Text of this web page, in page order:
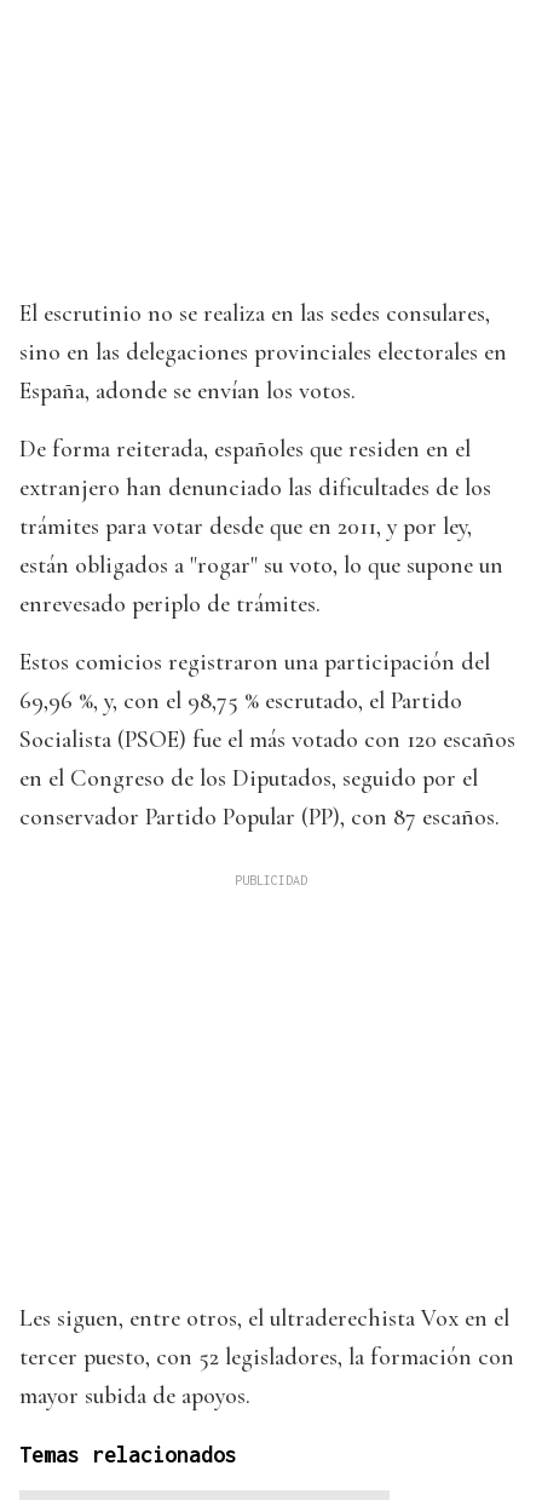
El escrutinio no se realiza en las sedes consulares,
sino en las delegaciones provinciales electorales en
España, adonde se envían los votos.
De forma reiterada, españoles que residen en el
extranjero han denunciado las dificultades de los
trámites para votar desde que en 2011, y por ley,
están obligados a "rogar" su voto, lo que supone un
enrevesado periplo de trámites.
Estos comicios registraron una participación del
69,96 %, y, con el 98,75 % escrutado, el Partido
Socialista (PSOE) fue el más votado con 120 escaños
en el Congreso de los Diputados, seguido por el
conservador Partido Popular (PP), con 87 escaños.
Les siguen, entre otros, el ultraderechista Vox en el
tercer puesto, con 52 legisladores, la formación con
mayor subida de apoyos.
Temas relacionados